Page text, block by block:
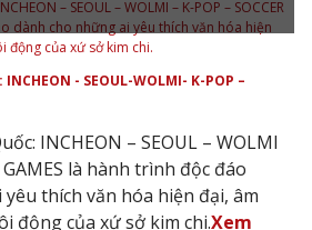
- SEOUL-WOLMI- K-POP –
INCHEON – SEOUL – WOLMI
GAMES là hành trình độc đáo
thích văn hóa hiện đại, âm
động của xứ sở kim chi.Xem